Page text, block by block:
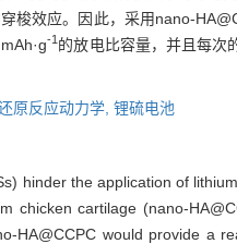
梭效应。因此，采用nano-
-1 的放电比容量，并且每次
原反应动力学, 锂硫电池
hinder the application of
chicken cartilage (nano-
HA@CCPC would provide a